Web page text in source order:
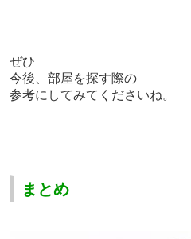
ぜひ
今後、部屋を探す際の
参考にしてみてくださいね。
まとめ